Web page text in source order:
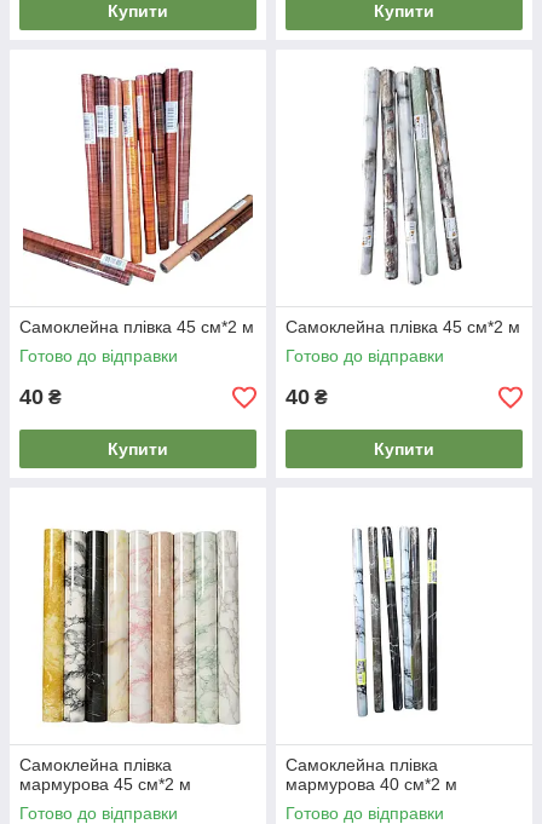
Купити Купити
Самоклейна плівка 45 см*2 м
Готово до відправки
40 ₴
Купити
Самоклейна плівка 45 см*2 м
Готово до відправки
40 ₴
Купити
Самоклейна плівка
мармурова 45 см*2 м
Готово до відправки
Самоклейна плівка
мармурова 40 см*2 м
Готово до відправки